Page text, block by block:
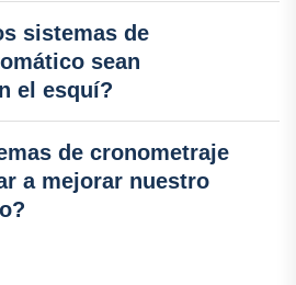
sistemas de
sean
el esquí?
de cronometraje
a mejorar nuestro